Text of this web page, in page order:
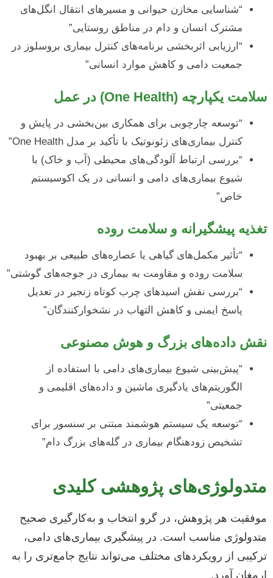
“شناسایی مخازن حیوانی و مسیرهای انتقال انگل‌های
مشترک انسان و دام در مناطق روستایی”
“ارزیابی اثربخشی برنامه‌های کنترل بیماری بروسلوز در
جمعیت دامی و کاهش موارد انسانی”
سلامت یکپارچه (One Health) در عمل
“توسعه چارچوبی برای همکاری بین‌بخشی در پایش و
کنترل بیماری‌های زئونوتیک با تأکید بر مدل One Health”
“بررسی ارتباط آلودگی‌های محیطی (آب و خاک) با
شیوع بیماری‌های دامی و انسانی در یک اکوسیستم
خاص”
تغذیه پیشگیرانه و سلامت روده
“تأثیر مکمل‌های گیاهی یا عصاره‌های طبیعی بر بهبود
سلامت روده و مقاومت به بیماری در جوجه‌های گوشتی”
“بررسی نقش اسیدهای چرب کوتاه زنجیر در تعدیل
پاسخ ایمنی و کاهش التهاب در نشخوارکنندگان”
نقش داده‌های بزرگ و هوش مصنوعی
“پیش‌بینی شیوع بیماری‌های دامی با استفاده از
الگوریتم‌های یادگیری ماشین و داده‌های اقلیمی و
جمعیتی”
“توسعه یک سیستم هوشمند مبتنی بر سنسور برای
تشخیص زودهنگام بیماری در گله‌های بزرگ دام”
متدولوژی‌های پژوهشی کلیدی
موفقیت هر پژوهش، در گرو انتخاب و به‌کارگیری صحیح
متدولوژی مناسب است. در پیشگیری بیماری‌های دامی،
ترکیبی از رویکردهای مختلف می‌تواند نتایج جامع‌تری را به
ارمغان آورد.